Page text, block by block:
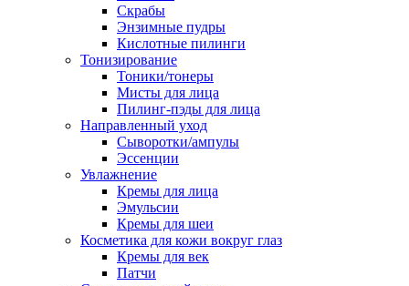
Скрабы
Энзимные пудры
Кислотные пилинги
Тонизирование
Тоники/тонеры
Мисты для лица
Пилинг-пэды для лица
Направленный уход
Сыворотки/ампулы
Эссенции
Увлажнение
Кремы для лица
Эмульсии
Кремы для шеи
Косметика для кожи вокруг глаз
Кремы для век
Патчи